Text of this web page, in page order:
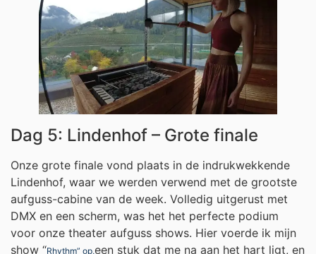
Dag 5: Lindenhof – Grote finale
Onze grote finale vond plaats in de indrukwekkende
Lindenhof, waar we werden verwend met de grootste
aufguss-cabine van de week. Volledig uitgerust met
DMX en een scherm, was het het perfecte podium
voor onze theater aufguss shows. Hier voerde ik mijn
show “Rhythm” op,een stuk dat me na aan het hart ligt, en